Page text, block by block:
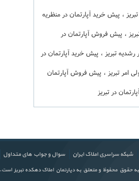
، پیش خرید آپارتمان در منظریه
، پیش فروش آپارتمان در
تبریز ، پیش خرید آپارتمان در
امر تبریز ، پیش فروش آپارتمان
در تبریز
شبکه سراسری املاک ایران سوال و جواب های متداول
حقوق محفوظ و متعلق به دپارتمان املاک دهکده تبریز است.